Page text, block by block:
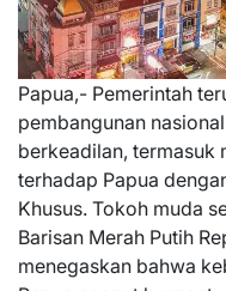
Papua,- Pemerintah
pembangunan
berkeadilan, termasuk
terhadap Papua
Khusus. Tokoh muda
Barisan Merah Putih
menegaskan bahwa